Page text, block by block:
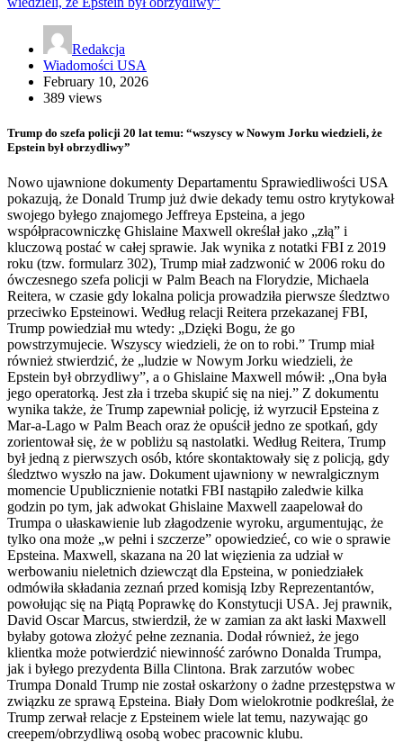
Redakcja
Wiadomości USA
February 10, 2026
389 views
Trump do szefa policji 20 lat temu: “wszyscy w Nowym Jorku wiedzieli, że
Epstein był obrzydliwy”
Nowo ujawnione dokumenty Departamentu Sprawiedliwości USA
pokazują, że Donald Trump już dwie dekady temu ostro krytykował
swojego byłego znajomego Jeffreya Epsteina, a jego
współpracowniczkę Ghislaine Maxwell określał jako „złą” i
kluczową postać w całej sprawie. Jak wynika z notatki FBI z 2019
roku (tzw. formularz 302), Trump miał zadzwonić w 2006 roku do
ówczesnego szefa policji w Palm Beach na Florydzie, Michaela
Reitera, w czasie gdy lokalna policja prowadziła pierwsze śledztwo
przeciwko Epsteinowi. Według relacji Reitera przekazanej FBI,
Trump powiedział mu wtedy: „Dzięki Bogu, że go
powstrzymujecie. Wszyscy wiedzieli, że on to robi.” Trump miał
również stwierdzić, że „ludzie w Nowym Jorku wiedzieli, że
Epstein był obrzydliwy”, a o Ghislaine Maxwell mówił: „Ona była
jego operatorką. Jest zła i trzeba skupić się na niej.” Z dokumentu
wynika także, że Trump zapewniał policję, iż wyrzucił Epsteina z
Mar-a-Lago w Palm Beach oraz że opuścił jedno ze spotkań, gdy
zorientował się, że w pobliżu są nastolatki. Według Reitera, Trump
był jedną z pierwszych osób, które skontaktowały się z policją, gdy
śledztwo wyszło na jaw. Dokument ujawniony w newralgicznym
momencie Upublicznienie notatki FBI nastąpiło zaledwie kilka
godzin po tym, jak adwokat Ghislaine Maxwell zaapelował do
Trumpa o ułaskawienie lub złagodzenie wyroku, argumentując, że
tylko ona może „w pełni i szczerze” opowiedzieć, co wie o sprawie
Epsteina. Maxwell, skazana na 20 lat więzienia za udział w
werbowaniu nieletnich dziewcząt dla Epsteina, w poniedziałek
odmówiła składania zeznań przed komisją Izby Reprezentantów,
powołując się na Piątą Poprawkę do Konstytucji USA. Jej prawnik,
David Oscar Marcus, stwierdził, że w zamian za akt łaski Maxwell
byłaby gotowa złożyć pełne zeznania. Dodał również, że jego
klientka może potwierdzić niewinność zarówno Donalda Trumpa,
jak i byłego prezydenta Billa Clintona. Brak zarzutów wobec
Trumpa Donald Trump nie został oskarżony o żadne przestępstwa w
związku ze sprawą Epsteina. Biały Dom wielokrotnie podkreślał, że
Trump zerwał relacje z Epsteinem wiele lat temu, nazywając go
creepem/obrzydliwą osobą wobec pracownic klubu.